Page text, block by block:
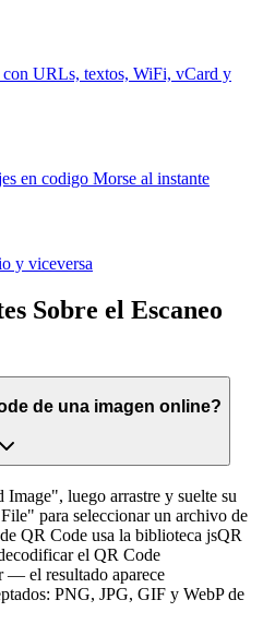
con URLs, textos, WiFi, vCard y
en codigo Morse al instante
y viceversa
Sobre el Escaneo
de una imagen online?
luego arrastre y suelte su
para seleccionar un archivo de
QR Code usa la biblioteca jsQR
el QR Code
— el resultado aparece
PNG, JPG, GIF y WebP de